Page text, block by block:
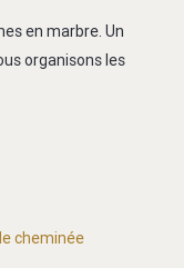
en marbre. Un
organisons les
cheminée